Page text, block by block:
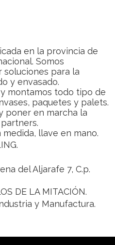
en la provincia de
Somos
para la
y envasado.
montamos todo tipo de
paquetes y palets.
poner en marcha la
llave en mano.
del Aljarafe 7, C.p.
DE LA MITACIÓN.
y Manufactura.